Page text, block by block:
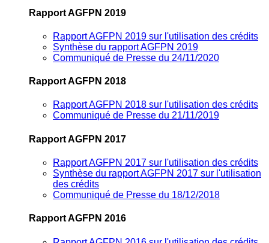
Rapport AGFPN 2019
Rapport AGFPN 2019 sur l'utilisation des crédits
Synthèse du rapport AGFPN 2019
Communiqué de Presse du 24/11/2020
Rapport AGFPN 2018
Rapport AGFPN 2018 sur l'utilisation des crédits
Communiqué de Presse du 21/11/2019
Rapport AGFPN 2017
Rapport AGFPN 2017 sur l'utilisation des crédits
Synthèse du rapport AGFPN 2017 sur l'utilisation
des crédits
Communiqué de Presse du 18/12/2018
Rapport AGFPN 2016